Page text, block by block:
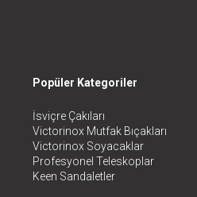
Popüler Kategoriler
İsviçre Çakıları
Victorinox Mutfak Bıçakları
Victorinox Soyacaklar
Profesyonel Teleskoplar
Keen Sandaletler